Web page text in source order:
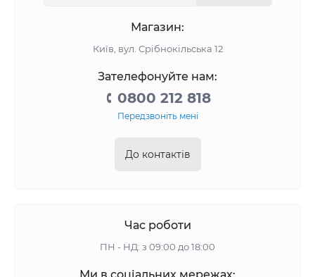
Магазин:
Київ, вул. Срібнокільська 12
Зателефонуйте нам:
0800 212 818
Передзвоніть мені
До контактів
Час роботи
ПН - НД: з 09:00 до 18:00